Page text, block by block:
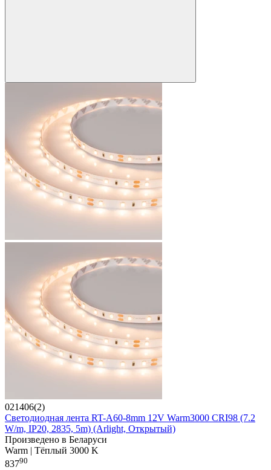
021406(2)
Светодиодная лента RT-A60-8mm 12V Warm3000 CRI98 (7.2
W/m, IP20, 2835, 5m) (Arlight, Открытый)
Произведено в Беларуси
Warm | Тёплый 3000 K
83790